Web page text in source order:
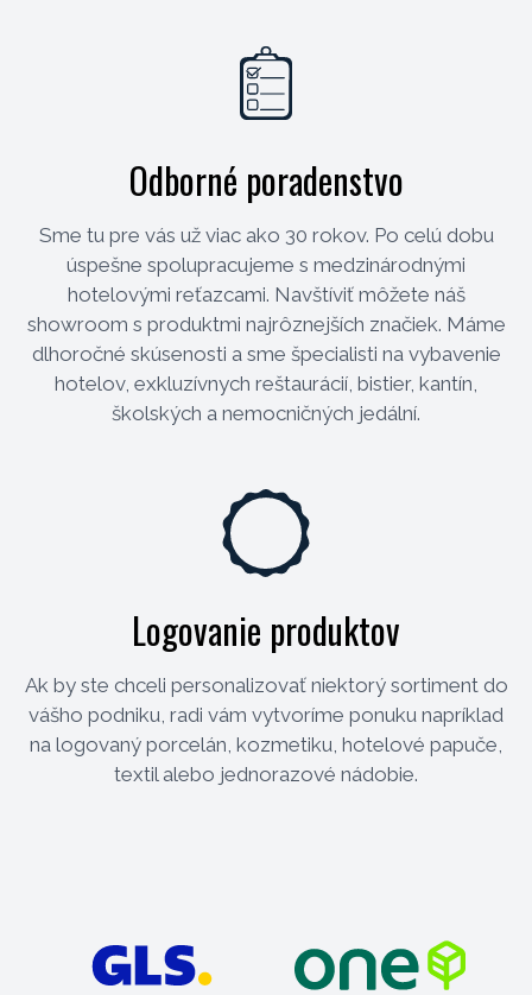
Odborné poradenstvo
Sme tu pre vás už viac ako 30 rokov. Po celú dobu
úspešne spolupracujeme s medzinárodnými
hotelovými reťazcami. Navštíviť môžete náš
showroom s produktmi najrôznejších značiek. Máme
dlhoročné skúsenosti a sme špecialisti na vybavenie
hotelov, exkluzívnych reštaurácií, bistier, kantín,
školských a nemocničných jedální.
Logovanie produktov
Ak by ste chceli personalizovať niektorý sortiment do
vášho podniku, radi vám vytvoríme ponuku napríklad
na logovaný porcelán, kozmetiku, hotelové papuče,
textil alebo jednorazové nádobie.